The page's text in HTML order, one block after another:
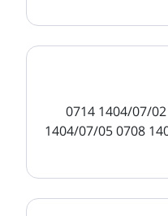
تاریخ پین 1404/07/01 0713 1404/07/02 0714
1404/07/03 0715 1404/07/04 0708 1404/07/05